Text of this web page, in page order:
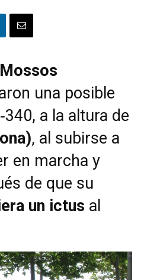
Mossos
una posible
a la altura de
, al subirse a
en marcha y
de que su
un ictus al